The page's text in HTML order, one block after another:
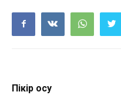
Пікір қосу